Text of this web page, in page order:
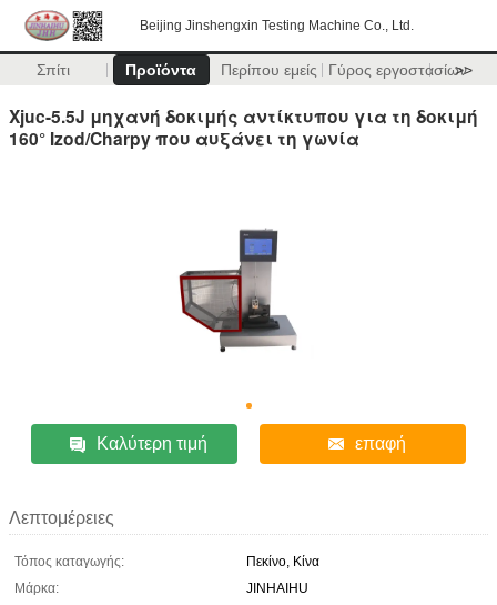
Beijing Jinshengxin Testing Machine Co., Ltd.
Σπίτι Προϊόντα Περίπου εμείς Γύρος εργοστασίων
>>
Xjuc-5.5J μηχανή δοκιμής αντίκτυπου για τη δοκιμή
160° Izod/Charpy που αυξάνει τη γωνία
Καλύτερη τιμή επαφή
Λεπτομέρειες
Τόπος καταγωγής:
Πεκίνο, Κίνα
Μάρκα:
JINHAIHU